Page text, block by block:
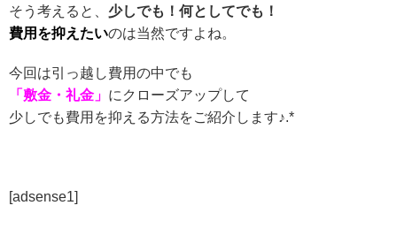
そう考えると、 少しでも！何としてでも！
費用を抑えたいのは当然ですよね。
今回は引っ越し費用の中でも
「敷金・礼金」 にクローズアップして
少しでも費用を抑える方法をご紹介します♪.*
[adsense1]